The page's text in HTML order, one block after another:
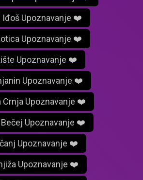
Iđoš Upoznavanje ❤️
Upoznavanje ❤️
Upoznavanje ❤️
Upoznavanje ❤️
Crnja Upoznavanje ❤️
Upoznavanje ❤️
Upoznavanje ❤️
Upoznavanje ❤️